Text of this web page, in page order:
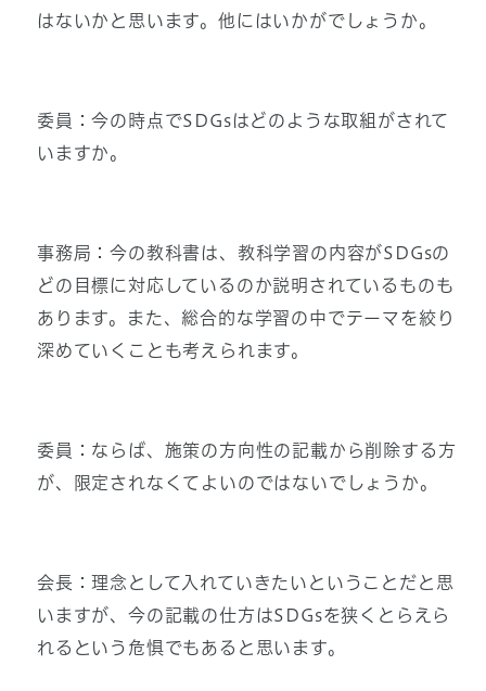
はないかと思います。他にはいかがでしょうか。
委員：今の時点でSDGsはどのような取組がされて
いますか。
事務局：今の教科書は、教科学習の内容がSDGsの
どの目標に対応しているのか説明されているものも
あります。また、総合的な学習の中でテーマを絞り
深めていくことも考えられます。
委員：ならば、施策の方向性の記載から削除する方
が、限定されなくてよいのではないでしょうか。
会長：理念として入れていきたいということだと思
いますが、今の記載の仕方はSDGsを狭くとらえら
れるという危惧でもあると思います。